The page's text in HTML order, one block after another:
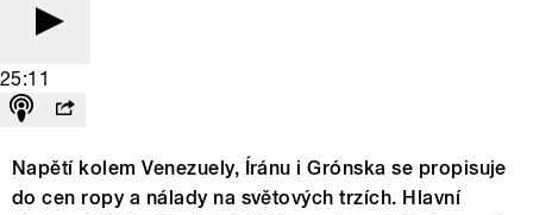
25:11
Napětí kolem Venezuely, Íránu i Grónska se propisuje
do cen ropy a nálady na světových trzích. Hlavní